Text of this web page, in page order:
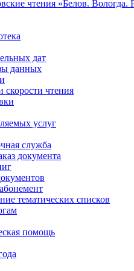
чтения «Белов. Вологда.
дат
данных
скорости чтения
услуг
служба
документа
тематических списков
помощь